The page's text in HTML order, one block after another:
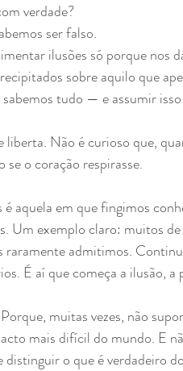
verdade?
ser falso.
ilusões só porque nos
sobre aquilo que
tudo — e assumir
liberta. Não é curioso que,
se o coração respirasse.
aquela em que fingimos
Um exemplo claro: muitos
raramente admitimos.
É aí que começa a ilusão,
muitas vezes, não
mais difícil do mundo. E
distinguir o que é verdadeiro